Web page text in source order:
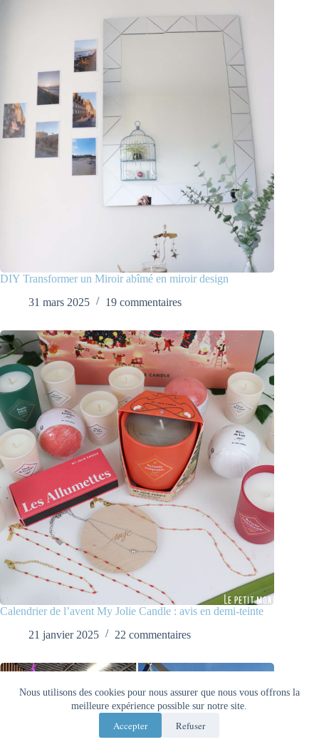
Nous utilisons des cookies pour nous assurer que nous vous offrons la
meilleure expérience possible sur notre site.
Accepter Refuser
DIY Transformer un Miroir abîmé en miroir design
31 mars 2025
19 commentaires
Calendrier de l’avent My Jolie Candle : avis en demi-teinte
21 janvier 2025
22 commentaires